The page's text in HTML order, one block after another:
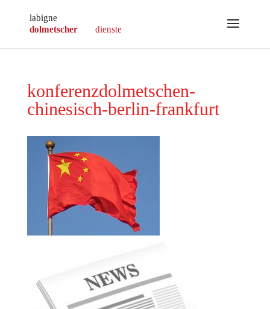
konferenzdolmetschen-
chinesisch-berlin-frankfurt